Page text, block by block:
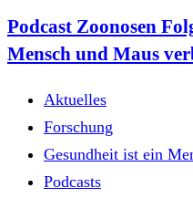
Podcast Zoonosen
Mensch und Maus
Aktuelles
Forschung
Gesundheit ist ein
Podcasts